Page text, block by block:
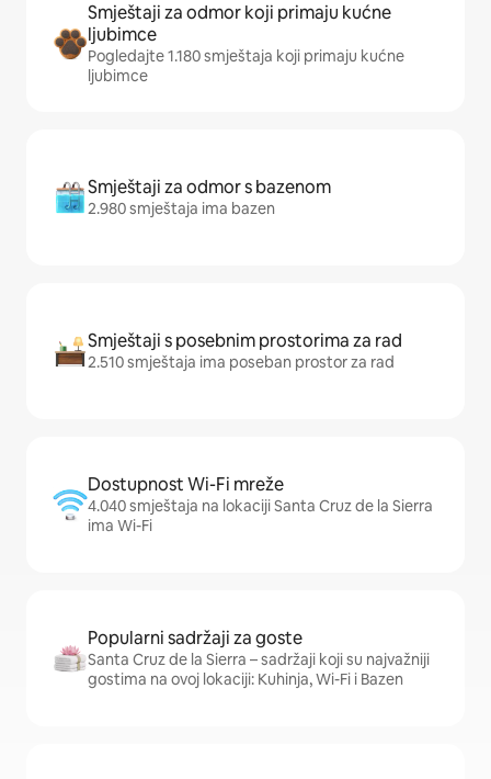
Smještaji za odmor koji primaju kućne
ljubimce
Pogledajte 1.180 smještaja koji primaju kućne
ljubimce
Smještaji za odmor s bazenom
2.980 smještaja ima bazen
Smještaji s posebnim prostorima za rad
2.510 smještaja ima poseban prostor za rad
Dostupnost Wi-Fi mreže
4.040 smještaja na lokaciji Santa Cruz de la Sierra
ima Wi-Fi
Popularni sadržaji za goste
Santa Cruz de la Sierra – sadržaji koji su najvažniji
gostima na ovoj lokaciji: Kuhinja, Wi-Fi i Bazen